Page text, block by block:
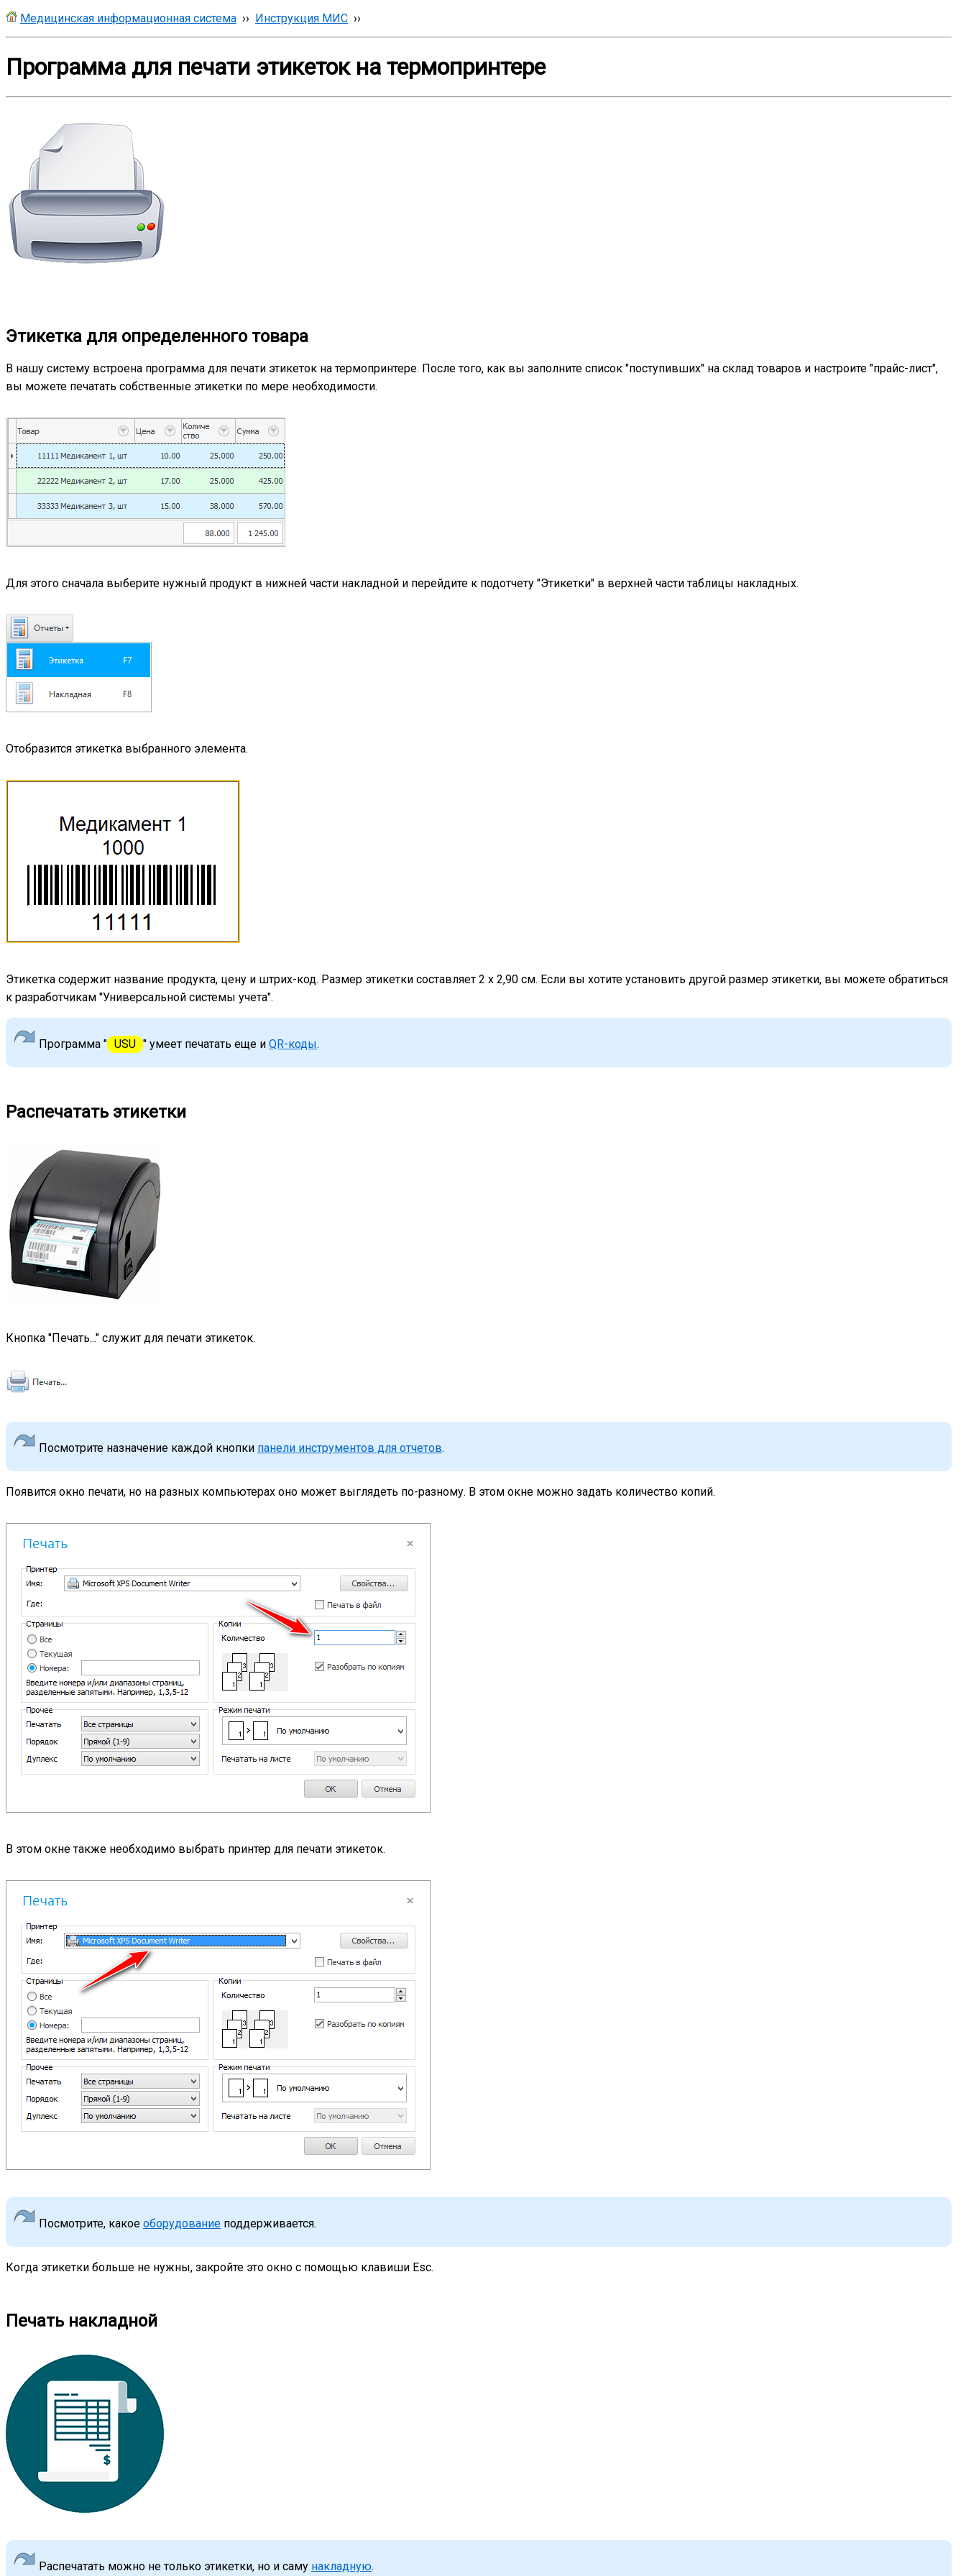
Медицинская информационная система ›› Инструкция МИС ››
Программа для печати этикеток на термопринтере
Этикетка для определенного товара
В нашу систему встроена программа для печати этикеток на термопринтере. После того, как вы заполните список "поступивших" на склад товаров и настроите "прайс-лист",
вы можете печатать собственные этикетки по мере необходимости.
Для этого сначала выберите нужный продукт в нижней части накладной и перейдите к подотчету "Этикетки" в верхней части таблицы накладных.
Отобразится этикетка выбранного элемента.
Этикетка содержит название продукта, цену и штрих-код. Размер этикетки составляет 2 x 2,90 см. Если вы хотите установить другой размер этикетки, вы можете обратиться
к разработчикам "Универсальной системы учета".
Программа " USU " умеет печатать еще и QR-коды.
Распечатать этикетки
Кнопка "Печать..." служит для печати этикеток.
Посмотрите назначение каждой кнопки панели инструментов для отчетов.
Появится окно печати, но на разных компьютерах оно может выглядеть по-разному. В этом окне можно задать количество копий.
В этом окне также необходимо выбрать принтер для печати этикеток.
Посмотрите, какое оборудование поддерживается.
Когда этикетки больше не нужны, закройте это окно с помощью клавиши Esc.
Печать накладной
Распечатать можно не только этикетки, но и саму накладную.